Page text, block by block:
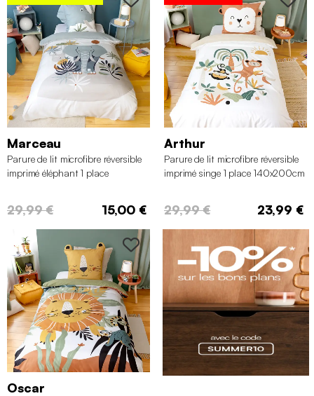
Marceau
Parure de lit microfibre réversible
imprimé éléphant 1 place
29,99 € 15,00 €
Arthur
Parure de lit microfibre réversible
imprimé singe 1 place 140x200cm
29,99 € 23,99 €
Oscar